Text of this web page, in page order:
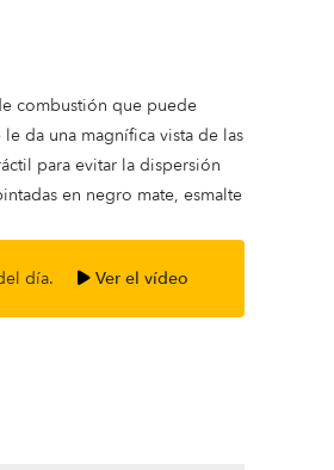
combustión que puede
da una magnífica vista de las
para evitar la dispersión
en negro mate, esmalte
día. Ver el vídeo